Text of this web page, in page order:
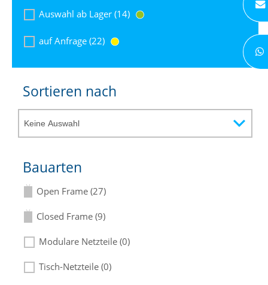
Auswahl ab Lager (14)
auf Anfrage (22)
Sortieren nach
Bauarten
Open Frame (27)
Closed Frame (9)
Modulare Netzteile (0)
Tisch-Netzteile (0)